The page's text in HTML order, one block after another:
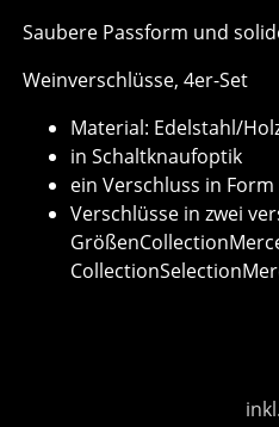
Saubere Passform und
Weinverschlüsse, 4er-Set
Material: Edelstahl/
in Schaltknaufoptik
ein Verschluss in Form
Verschlüsse in zwei